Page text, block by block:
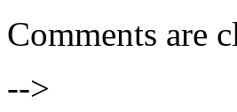
Comments are
-->